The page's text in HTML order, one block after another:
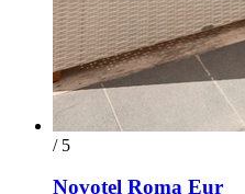
/ 5
Novotel Roma Eur